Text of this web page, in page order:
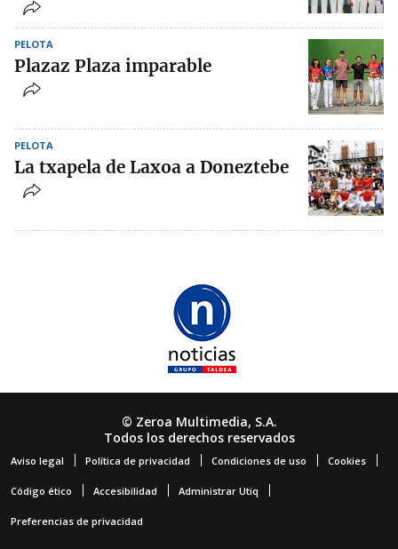
PELOTA
Plazaz Plaza imparable
PELOTA
La txapela de Laxoa a Doneztebe
© Zeroa Multimedia, S.A.
Todos los derechos reservados
Aviso legal Política de privacidad Condiciones de uso Cookies
Código ético Accesibilidad Administrar Utiq
Preferencias de privacidad